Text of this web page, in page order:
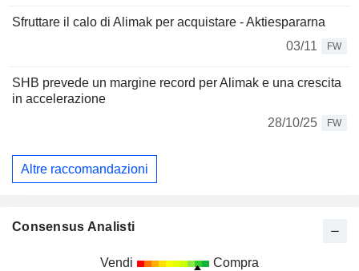
Sfruttare il calo di Alimak per acquistare - Aktiespararna
03/11
FW
SHB prevede un margine record per Alimak e una crescita
in accelerazione
28/10/25
FW
Altre raccomandazioni
Consensus Analisti
Vendi Compra